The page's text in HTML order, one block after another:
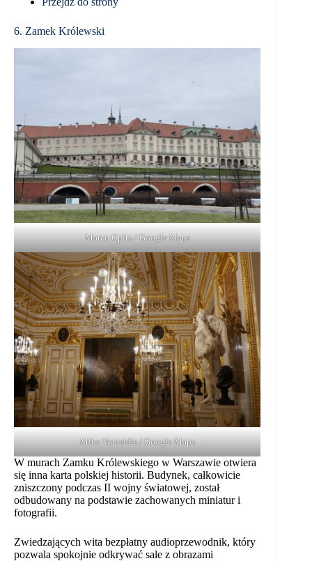
6. Zamek Królewski
Marco Opitz / Google Maps
Mike Voutsidis / Google Maps
W murach Zamku Królewskiego w Warszawie otwiera
się inna karta polskiej historii. Budynek, całkowicie
zniszczony podczas II wojny światowej, został
odbudowany na podstawie zachowanych miniatur i
fotografii.
Zwiedzających wita bezpłatny audioprzewodnik, który
pozwala spokojnie odkrywać sale z obrazami